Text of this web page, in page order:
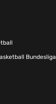
Bundesliga